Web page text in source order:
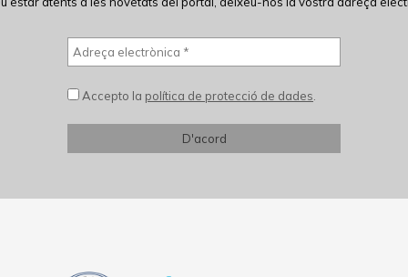
Accepto la política de protecció de dades